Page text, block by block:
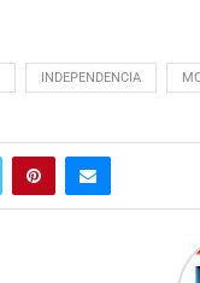
INDEPENDENCIA